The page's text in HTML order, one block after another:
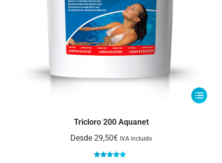
Este
Tricloro 200 Aquanet
Desde 29,50€ IVA incluido